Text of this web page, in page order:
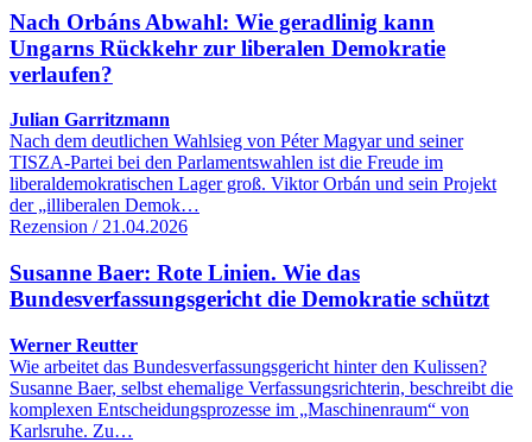
Nach Orbáns Abwahl: Wie geradlinig kann
Ungarns Rückkehr zur liberalen Demokratie
verlaufen?
Julian Garritzmann
Nach dem deutlichen Wahlsieg von Péter Magyar und seiner
TISZA-Partei bei den Parlamentswahlen ist die Freude im
liberaldemokratischen Lager groß. Viktor Orbán und sein Projekt
der „illiberalen Demok…
Rezension / 21.04.2026
Susanne Baer: Rote Linien. Wie das
Bundesverfassungsgericht die Demokratie schützt
Werner Reutter
Wie arbeitet das Bundesverfassungsgericht hinter den Kulissen?
Susanne Baer, selbst ehemalige Verfassungsrichterin, beschreibt die
komplexen Entscheidungsprozesse im „Maschinenraum“ von
Karlsruhe. Zu…